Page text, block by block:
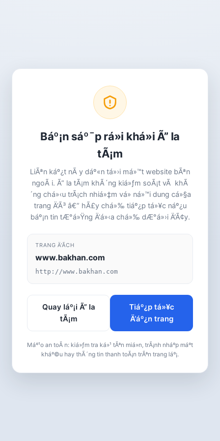
Báº¡n sáº¯p rá»i khá»i Ã” la
tÃ¡m
LiÃªn káº¿t nÃ y dáº«n tá»›i má»™t website bÃªn
ngoÃ i. Ã” la tÃ¡m khÃ´ng kiá»ƒm soÃ¡t vÃ khÃ
´ng chá»‹u trÃ¡ch nhiá»‡m vá» ná»™i dung cá»§a
trang Ä‘Ã³ â€” hÃ£y chá»‰ tiáº¿p tá»¥c náº¿u
báº¡n tin tÆ°á»Ÿng Ä‘á»‹a chá»‰ dÆ°á»›i Ä‘Ã¢y.
TRANG Ä‘Ã­CH
www.bakhan.com
http://www.bakhan.com
Quay láº¡i Ã” la
tÃ¡m
Tiáº¿p tá»¥c
Ä‘áº¿n trang
Máº¹o an toÃ n: kiá»ƒm tra ká»¹ tÃªn miá»n, trÃ¡nh nháº­p máº­t
kháº©u hay thÃ´ng tin thanh toÃ¡n trÃªn trang láº¡.